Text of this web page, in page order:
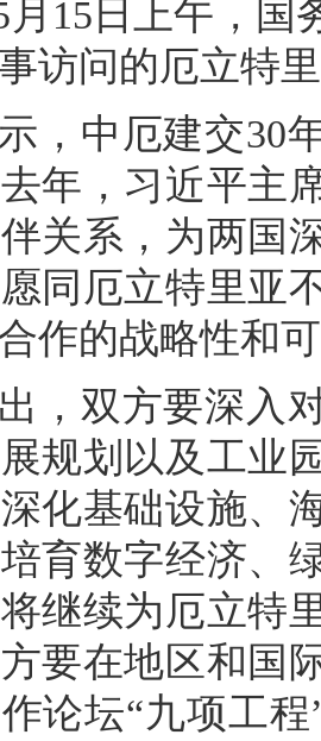
月15日上午，
访问的厄立特
，中厄建交30
年，习近平主
关系，为两国
同厄立特里亚
作的战略性和
，双方要深入
规划以及工业
化基础设施、
育数字经济、
继续为厄立特
要在地区和国
论坛“九项工